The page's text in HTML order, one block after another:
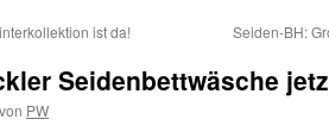
ist da! Seiden-BH:
Seidenbettwäsche
von PW